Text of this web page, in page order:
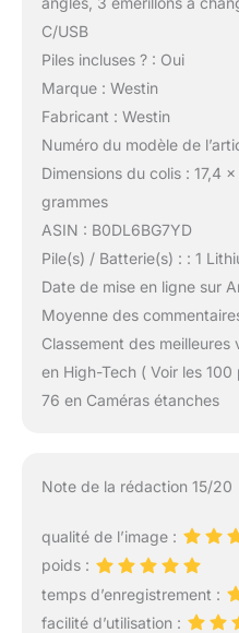
C/USB
Piles incluses ? : Oui
Marque : Westin
Fabricant : Westin
Numéro du modèle de
Dimensions du colis : 17,4
grammes
ASIN : B0DL6BG7YD
Pile(s) / Batterie(s) : : 1
Date de mise en ligne sur
Moyenne des
Classement des meilleures
en High-Tech ( Voir les
76 en Caméras étanches
Note de la rédaction 15/20
qualité de l’image :
poids :
temps d’enregistrement :
facilité d’utilisation :